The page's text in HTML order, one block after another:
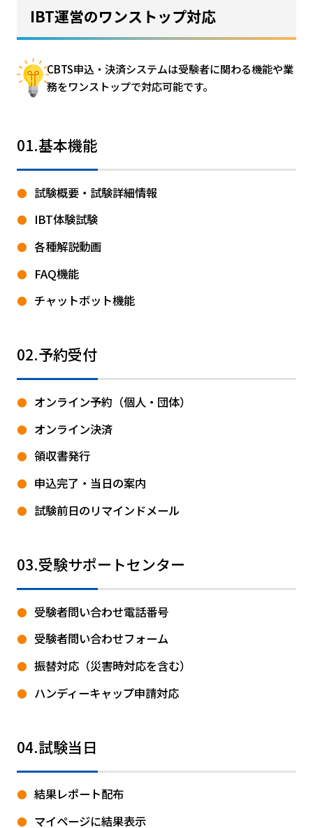
IBT運営のワンストップ対応
CBTS申込・決済システムは受験者に関わる機能や業
務をワンストップで対応可能です。
01.基本機能
試験概要・試験詳細情報
IBT体験試験
各種解説動画
FAQ機能
チャットボット機能
02.予約受付
オンライン予約（個人・団体）
オンライン決済
領収書発行
申込完了・当日の案内
試験前日のリマインドメール
03.受験サポートセンター
受験者問い合わせ電話番号
受験者問い合わせフォーム
振替対応（災害時対応を含む）
ハンディーキャップ申請対応
04.試験当日
結果レポート配布
マイページに結果表示